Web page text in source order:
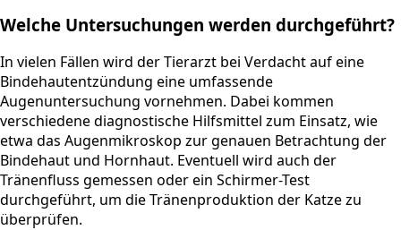
Welche Untersuchungen werden durchgeführt?
In vielen Fällen wird der Tierarzt bei Verdacht auf eine
Bindehautentzündung eine umfassende
Augenuntersuchung vornehmen. Dabei kommen
verschiedene diagnostische Hilfsmittel zum Einsatz, wie
etwa das Augenmikroskop zur genauen Betrachtung der
Bindehaut und Hornhaut. Eventuell wird auch der
Tränenfluss gemessen oder ein Schirmer-Test
durchgeführt, um die Tränenproduktion der Katze zu
überprüfen.